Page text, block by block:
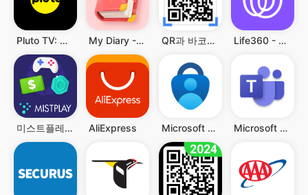
Pluto TV: Watch Free Movies/TV My Diary - Diary With Lock QR과 바코드 스캐너 Life360 - 위치 공유
미스트플레이 – 게임 플레이하고 리워드까지 받으세요 AliExpress Microsoft Authenticator Microsoft Teams